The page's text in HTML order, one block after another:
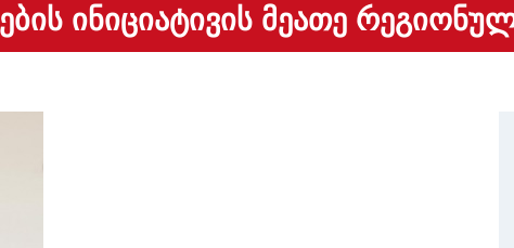
ᲘᲜᲘᲪᲘᲐᲢᲘᲕᲘᲡ ᲛᲔᲐᲗᲔ